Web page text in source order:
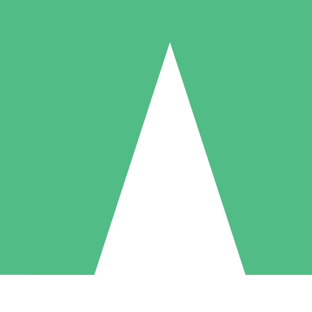
Individuella Kreditpaket
per användning med nedladdningskrediter. Inget månatligt åtagande
5 Nedladdningar
US$